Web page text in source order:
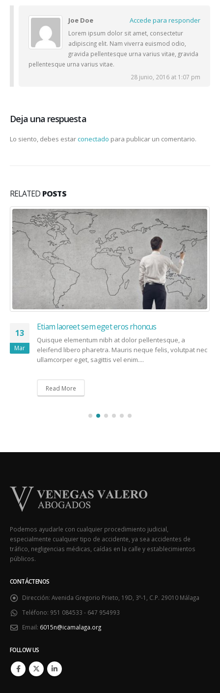
Joe Doe Accede para responder
Lorem ipsum dolor sit amet, consectetur
adipiscing elit. Nam viverra euismod odio,
gravida pellentesque urna varius vitae, gravida
pellentesque urna varius vitae.
28 junio, 2016 at 1:07 pm
Deja una respuesta
Lo siento, debes estarconectado para publicar un comentario.
RELATED POSTS
13
Mar
Etiam laoreet sem eget eros rhoncus
Quisque elementum nibh at dolor pellentesque, a
eleifend libero pharetra. Mauris neque felis, volutpat nec
ullamcorper eget, sagittis vel enim....
Read More
Podemos ayudarle con cualquier procedimiento judicial,
especialmente cualquier tipo de accidente, ya sea accidentes de
tráfico, negligencias médicas, caídas en la calle y establecimientos
públicos.
CONTÁCTENOS
Dirección: Avenida Gregorio Prieto, 19D, 3º-1, C.P. 29010 Málaga
Teléfono: 951 084533 - 647 954993
Email: 6015n@icamalaga.org
FOLLOW US